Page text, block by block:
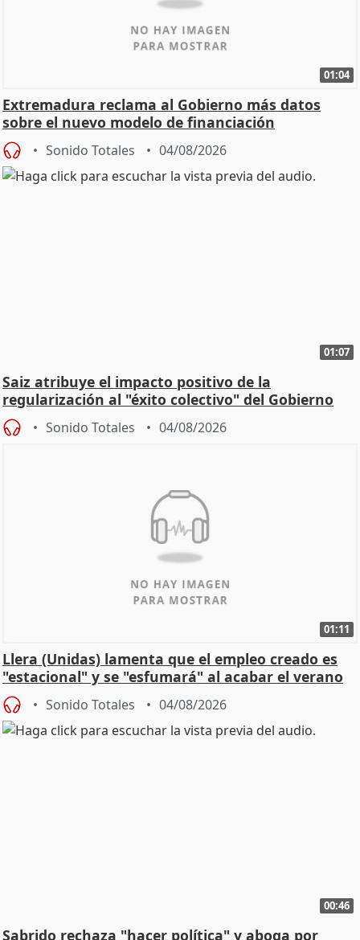
01:04
Extremadura reclama al Gobierno más datos
sobre el nuevo modelo de financiación
Sonido Totales 04/08/2026
01:07
Saiz atribuye el impacto positivo de la
regularización al "éxito colectivo" del Gobierno
Sonido Totales 04/08/2026
01:11
Llera (Unidas) lamenta que el empleo creado es
"estacional" y se "esfumará" al acabar el verano
Sonido Totales 04/08/2026
00:46
Sabrido rechaza "hacer política" y aboga por